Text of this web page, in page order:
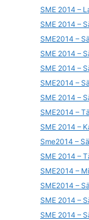
SME 2014 –
SME 2014 –
SME2014 –
SME 2014 –
SME 2014 –
SME2014 –
SME 2014 –
SME2014 –
SME 2014 –
Sme2014 –
SME 2014 –
SME2014 –
SME2014 –
SME 2014 –
SME 2014 –